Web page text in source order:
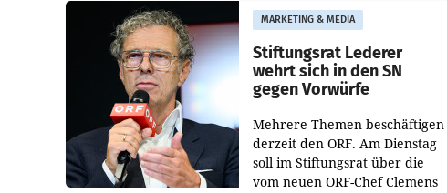
freigegeben: Die
Bundeswettbewerbsbehörde
und der Bundeskartellanwalt
MARKETING & MEDIA
Stiftungsrat Lederer
wehrt sich in den SN
gegen Vorwürfe
Mehrere Themen beschäftigen
derzeit den ORF. Am Dienstag
soll im Stiftungsrat über die
vom neuen ORF-Chef Clemens